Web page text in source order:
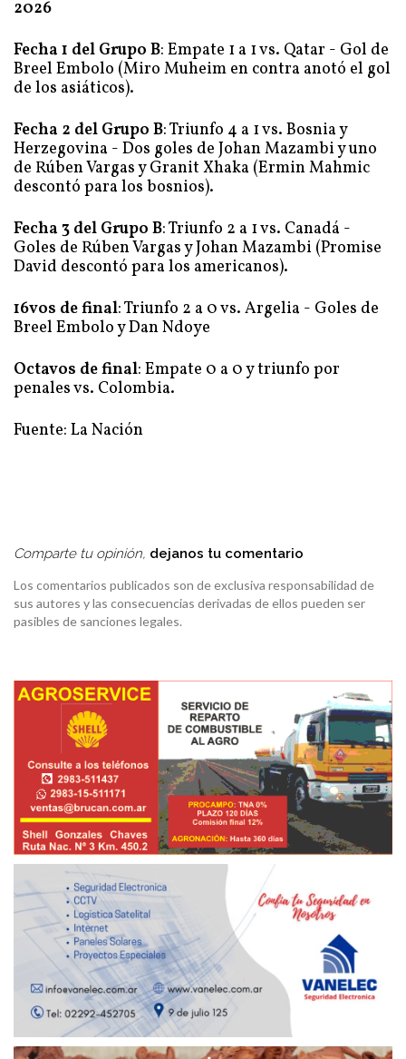
2026
Fecha 1 del Grupo B: Empate 1 a 1 vs. Qatar - Gol de
Breel Embolo (Miro Muheim en contra anotó el gol
de los asiáticos).
Fecha 2 del Grupo B: Triunfo 4 a 1 vs. Bosnia y
Herzegovina - Dos goles de Johan Mazambi y uno
de Rúben Vargas y Granit Xhaka (Ermin Mahmic
descontó para los bosnios).
Fecha 3 del Grupo B: Triunfo 2 a 1 vs. Canadá -
Goles de Rúben Vargas y Johan Mazambi (Promise
David descontó para los americanos).
16vos de final: Triunfo 2 a 0 vs. Argelia - Goles de
Breel Embolo y Dan Ndoye
Octavos de final: Empate 0 a 0 y triunfo por
penales vs. Colombia.
Fuente: La Nación
Comparte tu opinión, dejanos tu comentario
Los comentarios publicados son de exclusiva responsabilidad de
sus autores y las consecuencias derivadas de ellos pueden ser
pasibles de sanciones legales.